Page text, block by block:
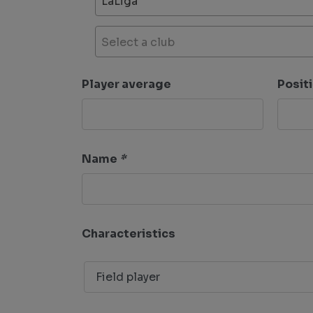
Select a club
Player average
Name *
Characteristics